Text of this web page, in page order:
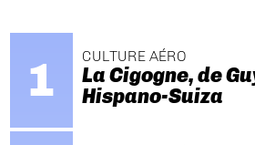
CULTURE AÉRO
La Cigogne, de
Hispano-Suiza